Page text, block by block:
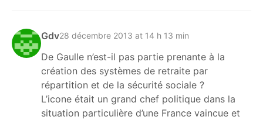
Gdv28 décembre 2013 at 14 h 13 min
De Gaulle n’est-il pas partie prenante à la
création des systèmes de retraite par
répartition et de la sécurité sociale ?
L’icone était un grand chef politique dans la
situation particulière d’une France vaincue et